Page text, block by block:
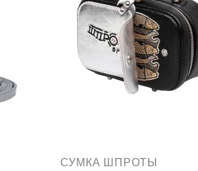
СУМКА ШПРОТЫ